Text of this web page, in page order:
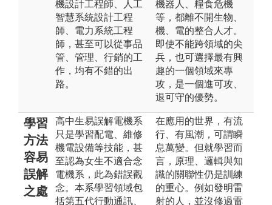
機設計工程師、人工
智慧系統設計工程
師、電力系統工程
師，甚至可以從事品
管、管理、行銷的工
作，均有不錯的出
路。
機器人、糧食危機
等，都離不開生物、
機、電的整合人才。
即使不能跨領域的尖
兵，也可選擇最有興
趣的一個領域來專
攻，是一個進可攻、
退可守的優勢。
學習
方法
容易
誤解
之處
高中生易誤解電機系
只是學習配電、維修
機電設備等技能，甚
至認為女生不適合念
電機系，此為錯誤觀
念。本系學習領域包
括第五代行動通訊、
在應用的世界，有流
行、有風潮，可謂瞬
息萬變。但就學習而
言，原理、邏輯與知
識的關聯性仍是訓練
的重心。例如發明雷
射的人，並沒修過雷